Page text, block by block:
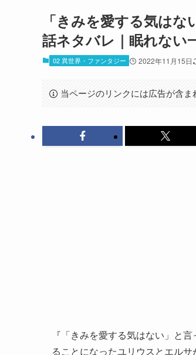
「きみを愛する気は
話ネタバレ｜眠れない
02 異世界・ファンタジー 2022年11月15日
当ページのリンクには広告が含ま
『「きみを愛する気はない」と
ることになったユリウスとエル